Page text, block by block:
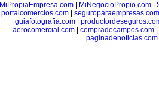
MiPropiaEmpresa.com
MiNegocioPropio.com
portalcomercios.com| seguroparaempresas.com
guiafotografia.com
aerocomercial.com| compradecampos.com|
paginadenoticias.com